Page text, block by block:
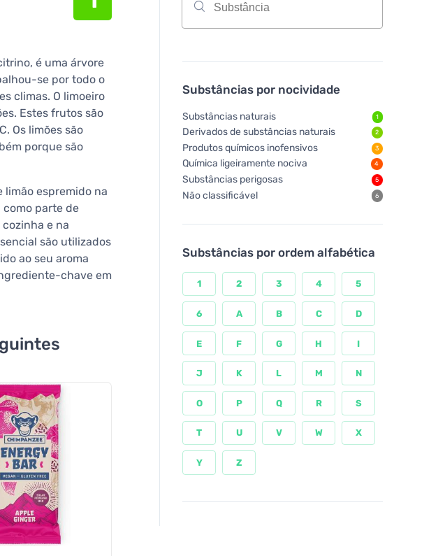
é uma árvore
se por todo o
climas. O limoeiro
Estes frutos são
Os limões são
porque são
limão espremido na
parte de
e na
são utilizados
ao seu aroma
chave em
Substâncias por nocividade
Substâncias naturais 1
Derivados de substâncias naturais 2
Produtos químicos inofensivos 3
Química ligeiramente nociva 4
Substâncias perigosas 5
Não classificável 6
Substâncias por ordem alfabética
1 2 3 4 5
6 A B C D
E F G H I
J K L M N
O P Q R S
T U V W X
Y Z